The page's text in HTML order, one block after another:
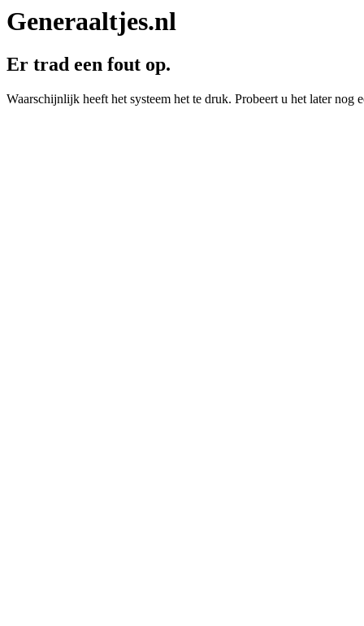
Generaaltjes.nl
Er trad een fout op.
Waarschijnlijk heeft het systeem het te druk. Probeert u het later nog